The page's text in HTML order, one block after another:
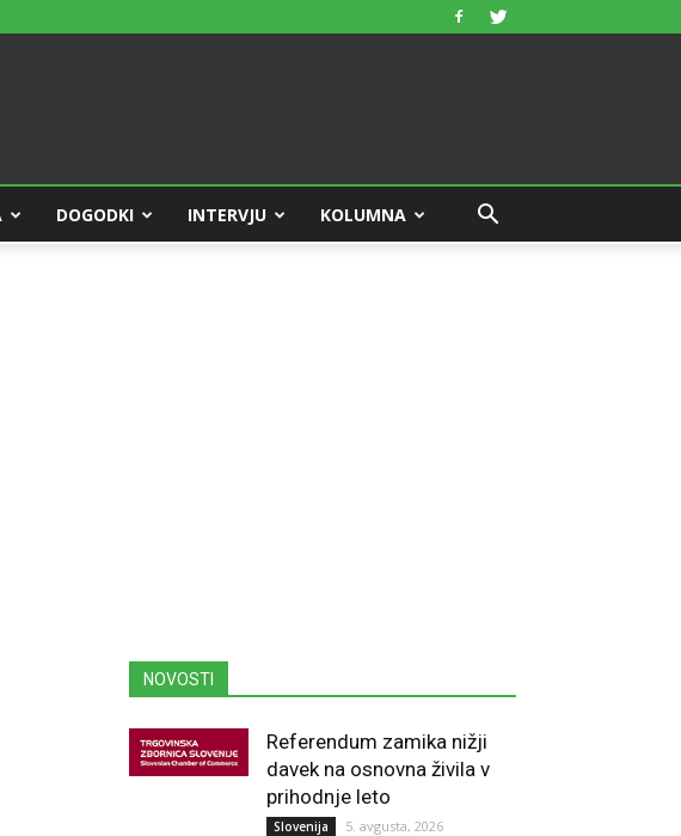
DOGODKI INTERVJU KOLUMNA
NOVOSTI
Referendum zamika nižji
davek na osnovna živila v
prihodnje leto
Slovenija 5. avgusta, 2026